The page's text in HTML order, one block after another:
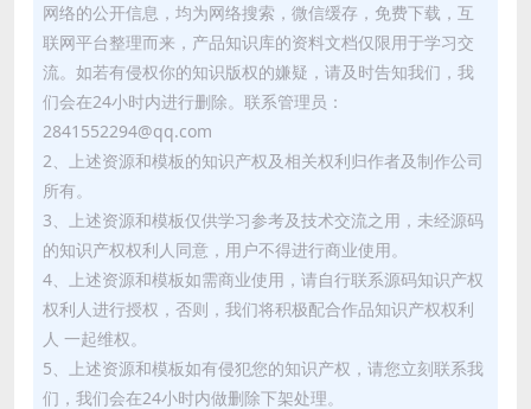
网络的公开信息，均为网络搜索，微信缓存，免费下载，互
联网平台整理而来，产品知识库的资料文档仅限用于学习交
流。如若有侵权你的知识版权的嫌疑，请及时告知我们，我
们会在24小时内进行删除。联系管理员：
2841552294@qq.com
2、上述资源和模板的知识产权及相关权利归作者及制作公司
所有。
3、上述资源和模板仅供学习参考及技术交流之用，未经源码
的知识产权权利人同意，用户不得进行商业使用。
4、上述资源和模板如需商业使用，请自行联系源码知识产权
权利人进行授权，否则，我们将积极配合作品知识产权权利
人 一起维权。
5、上述资源和模板如有侵犯您的知识产权，请您立刻联系我
们，我们会在24小时内做删除下架处理。